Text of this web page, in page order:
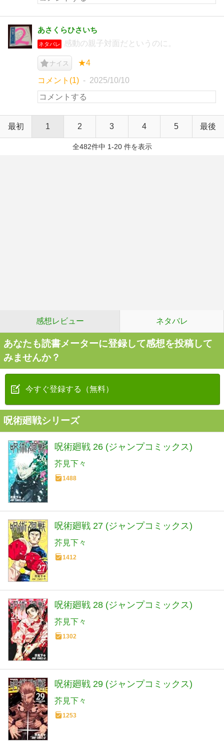
あさくらひさいち
ネタバレ 感動の親子対面だというのに。
ナイス ★4
コメント(1) 2025/10/10
最初 1 2 3 4 5 最後
全482件中 1-20 件を表示
感想レビュー ネタバレ
あなたも読書メーターに登録して感想を投稿して
みませんか？
今すぐ登録する（無料）
呪術廻戦シリーズ
呪術廻戦 26 (ジャンプコミックス)
芥見下々
1488
呪術廻戦 27 (ジャンプコミックス)
芥見下々
1412
呪術廻戦 28 (ジャンプコミックス)
芥見下々
1302
呪術廻戦 29 (ジャンプコミックス)
芥見下々
1253